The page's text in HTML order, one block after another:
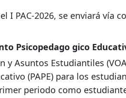
I PAC-2026, se enviará vía
Psicopedago gico
y Asuntos Estudiantiles
(PAPE) para los
periodo como